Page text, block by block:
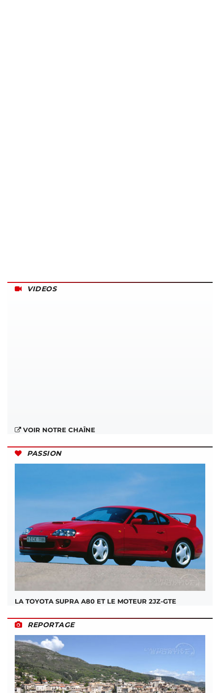
VIDEOS
VOIR NOTRE CHAÎNE
PASSION
LA TOYOTA SUPRA A80 ET LE MOTEUR 2JZ-GTE
REPORTAGE